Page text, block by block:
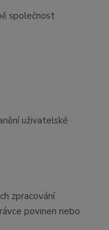
společnost
uživatelské
zpracování
povinen nebo